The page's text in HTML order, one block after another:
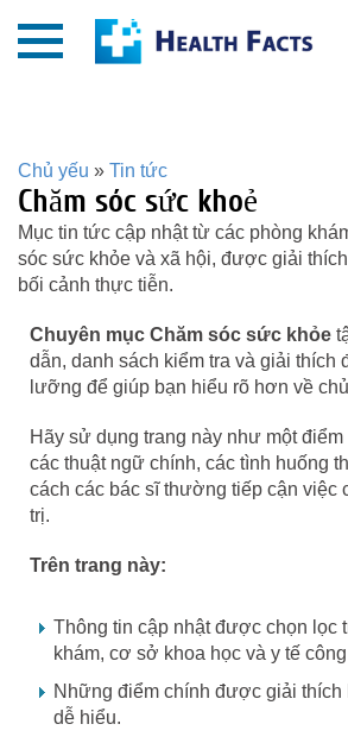
Chủ yếu » Tin tức
Chăm sóc sức khoẻ
Mục tin tức cập nhật từ các phòng
sóc sức khỏe và xã hội, được giải
bối cảnh thực tiễn.
Chuyên mục Chăm sóc sức khỏe
dẫn, danh sách kiểm tra và giải thích
lưỡng để giúp bạn hiểu rõ hơn về
Hãy sử dụng trang này như một
các thuật ngữ chính, các tình huống
cách các bác sĩ thường tiếp cận việc
trị.
Trên trang này:
Thông tin cập nhật được chọn lọc
khám, cơ sở khoa học và y tế
Những điểm chính được giải thích
dễ hiểu.